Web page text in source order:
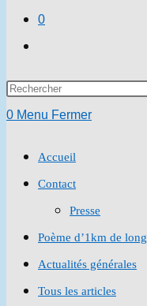
0
search
0 Menu Fermer
Accueil
Contact
Presse
Poème d’1km de long
Actualités générales
Tous les articles